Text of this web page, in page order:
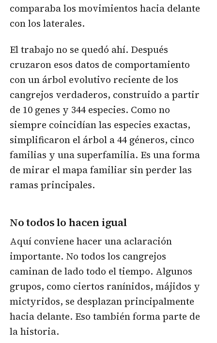
comparaba los movimientos hacia delante
con los laterales.
El trabajo no se quedó ahí. Después
cruzaron esos datos de comportamiento
con un árbol evolutivo reciente de los
cangrejos verdaderos, construido a partir
de 10 genes y 344 especies. Como no
siempre coincidían las especies exactas,
simplificaron el árbol a 44 géneros, cinco
familias y una superfamilia. Es una forma
de mirar el mapa familiar sin perder las
ramas principales.
No todos lo hacen igual
Aquí conviene hacer una aclaración
importante. No todos los cangrejos
caminan de lado todo el tiempo. Algunos
grupos, como ciertos ranínidos, májidos y
mictyridos, se desplazan principalmente
hacia delante. Eso también forma parte de
la historia.